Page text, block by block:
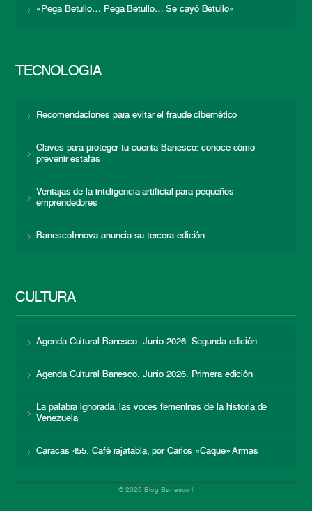
«Pega Betulio… Pega Betulio… Se cayó Betulio»
TECNOLOGÍA
Recomendaciones para evitar el fraude cibernético
Claves para proteger tu cuenta Banesco: conoce cómo
prevenir estafas
Ventajas de la inteligencia artificial para pequeños
emprendedores
BanescoInnova anuncia su tercera edición
CULTURA
Agenda Cultural Banesco. Junio 2026. Segunda edición
Agenda Cultural Banesco. Junio 2026. Primera edición
La palabra ignorada: las voces femeninas de la historia de
Venezuela
Caracas 455: Café rajatabla, por Carlos «Caque» Armas
© 2026 Blog Banesco |